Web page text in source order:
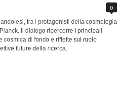
0
tra i protagonisti della cosmologia
Il dialogo ripercorre i principali
cosmica di fondo e riflette sul ruolo
future della ricerca.